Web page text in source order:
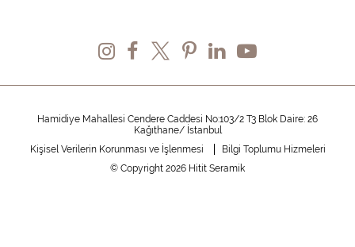
Hamidiye Mahallesi Cendere Caddesi No:103/2 T3 Blok Daire: 26
Kağıthane/ İstanbul
Kişisel Verilerin Korunması ve İşlenmesi
Bilgi Toplumu Hizmeleri
© Copyright 2026 Hitit Seramik